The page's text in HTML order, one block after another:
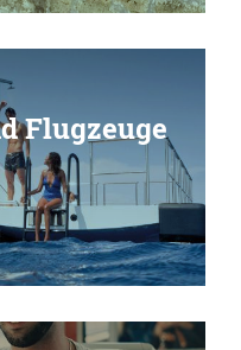
Flugzeuge